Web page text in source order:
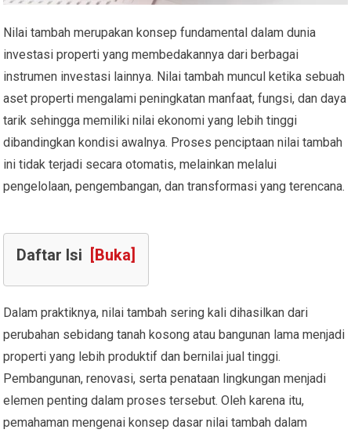
Nilai tambah merupakan konsep fundamental dalam dunia
investasi properti yang membedakannya dari berbagai
instrumen investasi lainnya. Nilai tambah muncul ketika sebuah
aset properti mengalami peningkatan manfaat, fungsi, dan daya
tarik sehingga memiliki nilai ekonomi yang lebih tinggi
dibandingkan kondisi awalnya. Proses penciptaan nilai tambah
ini tidak terjadi secara otomatis, melainkan melalui
pengelolaan, pengembangan, dan transformasi yang terencana.
Daftar Isi [Buka]
Dalam praktiknya, nilai tambah sering kali dihasilkan dari
perubahan sebidang tanah kosong atau bangunan lama menjadi
properti yang lebih produktif dan bernilai jual tinggi.
Pembangunan, renovasi, serta penataan lingkungan menjadi
elemen penting dalam proses tersebut. Oleh karena itu,
pemahaman mengenai konsep dasar nilai tambah dalam